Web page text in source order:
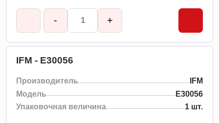
- +
IFM - E30056
Производитель
IFM
Модель
E30056
Упаковочная величина
1 шт.